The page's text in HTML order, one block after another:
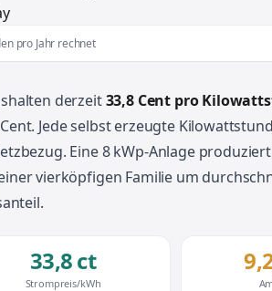
pro Jahr rechnet
derzeit33,8 Cent pro
Jede selbst erzeugte
Eine 8 kWp-Anlage
vierköpfigen Familie um
33,8 ct
Strompreis/kWh